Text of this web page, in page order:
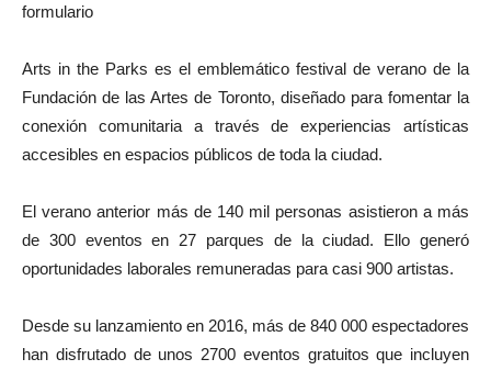
formulario
Arts in the Parks es el emblemático festival de verano de la
Fundación de las Artes de Toronto, diseñado para fomentar la
conexión comunitaria a través de experiencias artísticas
accesibles en espacios públicos de toda la ciudad.
El verano anterior más de 140 mil personas asistieron a más
de 300 eventos en 27 parques de la ciudad. Ello generó
oportunidades laborales remuneradas para casi 900 artistas.
Desde su lanzamiento en 2016, más de 840 000 espectadores
han disfrutado de unos 2700 eventos gratuitos que incluyen